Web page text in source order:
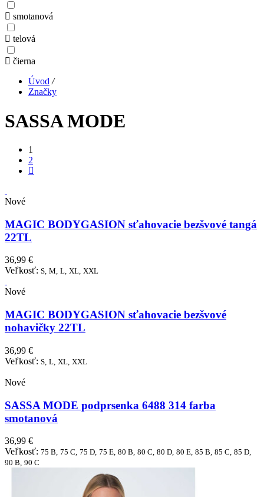
smotanová
telová
čierna
Úvod /
Značky
SASSA MODE
1
2
Nové
MAGIC BODYGASION sťahovacie bezšvové tangá
22TL
36,99 €
Veľkosť: S, M, L, XL, XXL
Nové
MAGIC BODYGASION sťahovacie bezšvové
nohavičky 22TL
36,99 €
Veľkosť: S, L, XL, XXL
Nové
SASSA MODE podprsenka 6488 314 farba
smotanová
36,99 €
Veľkosť: 75 B, 75 C, 75 D, 75 E, 80 B, 80 C, 80 D, 80 E, 85 B, 85 C, 85 D,
90 B, 90 C